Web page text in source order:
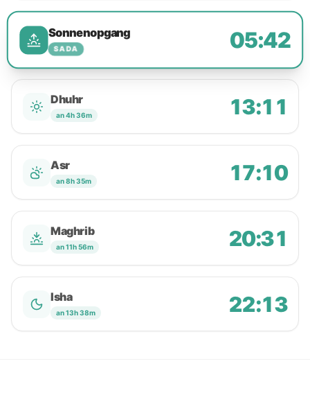
Sonnenopgang
SADA 05:42
Dhuhr
an 4h 36m 13:11
Asr
an 8h 35m 17:10
Maghrib
an 11h 56m 20:31
Isha
an 13h 38m 22:13